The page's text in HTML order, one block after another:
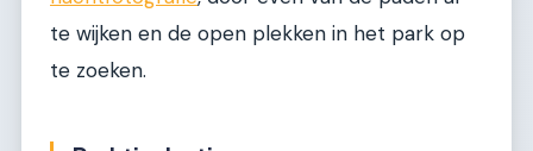
te wijken en de open plekken in het park op
te zoeken.